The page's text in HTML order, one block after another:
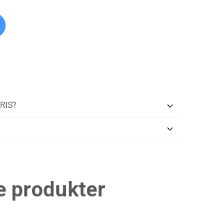
produkter